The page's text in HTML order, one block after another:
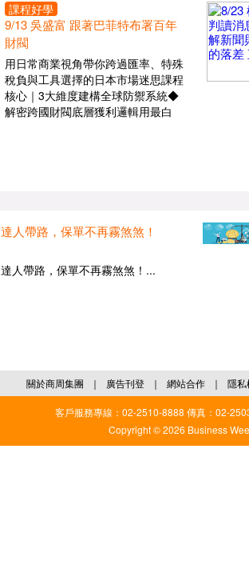
課程好學
9/13 吳盛富 跟著巴菲特布署百年
財閥
用日常商業視角帶你跨過匯率、特殊
稅負與工具選擇的日本市場迷思課程
核心｜3大維度建構全球防禦系統◆
解密跨國財閥底層獲利邏輯用最白
達人帶路，保單不再霧煞煞！
達人帶路，保單不再霧煞煞！...
關於商周集團 ｜ 廣告刊登 ｜ 網站合作 ｜ 隱私
客戶服務專線：02-2510-8888 傳真：02-
Copyright © 2026 Business